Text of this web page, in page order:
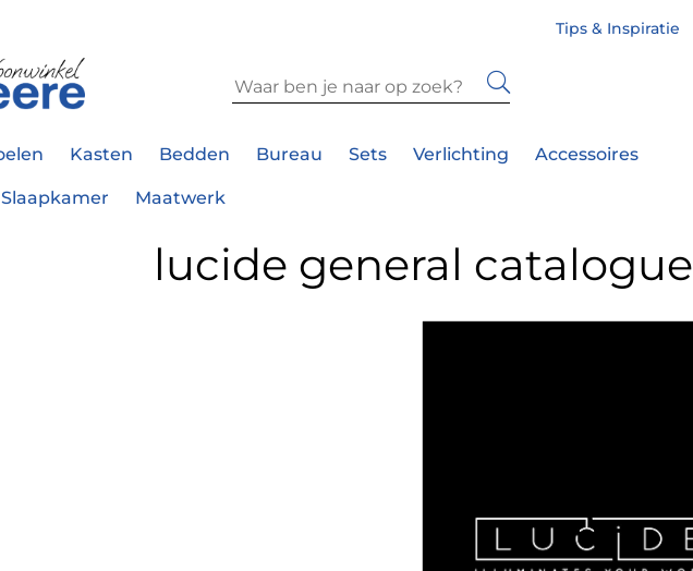
Tips & Inspiratie
Kasten Bedden Bureau Sets Verlichting Accessoires
Slaapkamer Maatwerk
lucide general catalogue